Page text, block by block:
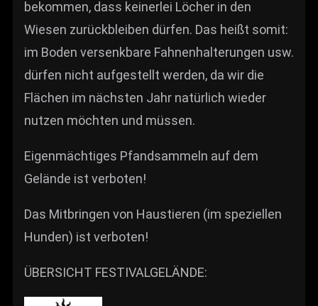
bekommen, dass keinerlei Löcher in den
Wiesen zurückbleiben dürfen. Das heißt somit:
im Boden versenkbare Fahnenhalterungen usw.
dürfen nicht aufgestellt werden, da wir die
Flächen im nächsten Jahr natürlich wieder
nutzen möchten und müssen.
Eigenmächtiges Pfandsammeln auf dem
Gelände ist verboten!
Das Mitbringen von Haustieren (im speziellen
Hunden) ist verboten!
ÜBERSICHT FESTIVALGELÄNDE: